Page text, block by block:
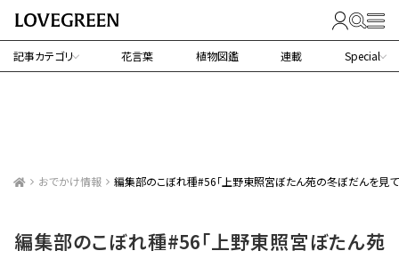
記事カテゴリ 花言葉 植物図鑑 連載 Special
おでかけ情報 編集部のこぼれ種#56「上野東照宮ぼたん苑の冬ぼだんを見
編集部のこぼれ種#56「上野東照宮ぼたん苑